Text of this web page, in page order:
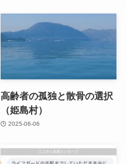
高齢者の​孤独と​散骨の​選択​
（姫島村）
2025-06-06